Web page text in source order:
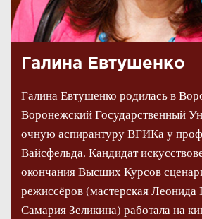
Галина Евтушенко
Галина Евтушенко родилась в
Воронежский Государственный
очную аспирантуру ВГИКа у
Вайсфельда. Кандидат
окончания Высших Курсов
режиссёров (мастерская Леонида
Самария Зеликина) работала на